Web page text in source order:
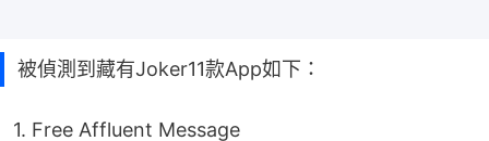
被偵測到藏有Joker11款App如下：
1. Free Affluent Message